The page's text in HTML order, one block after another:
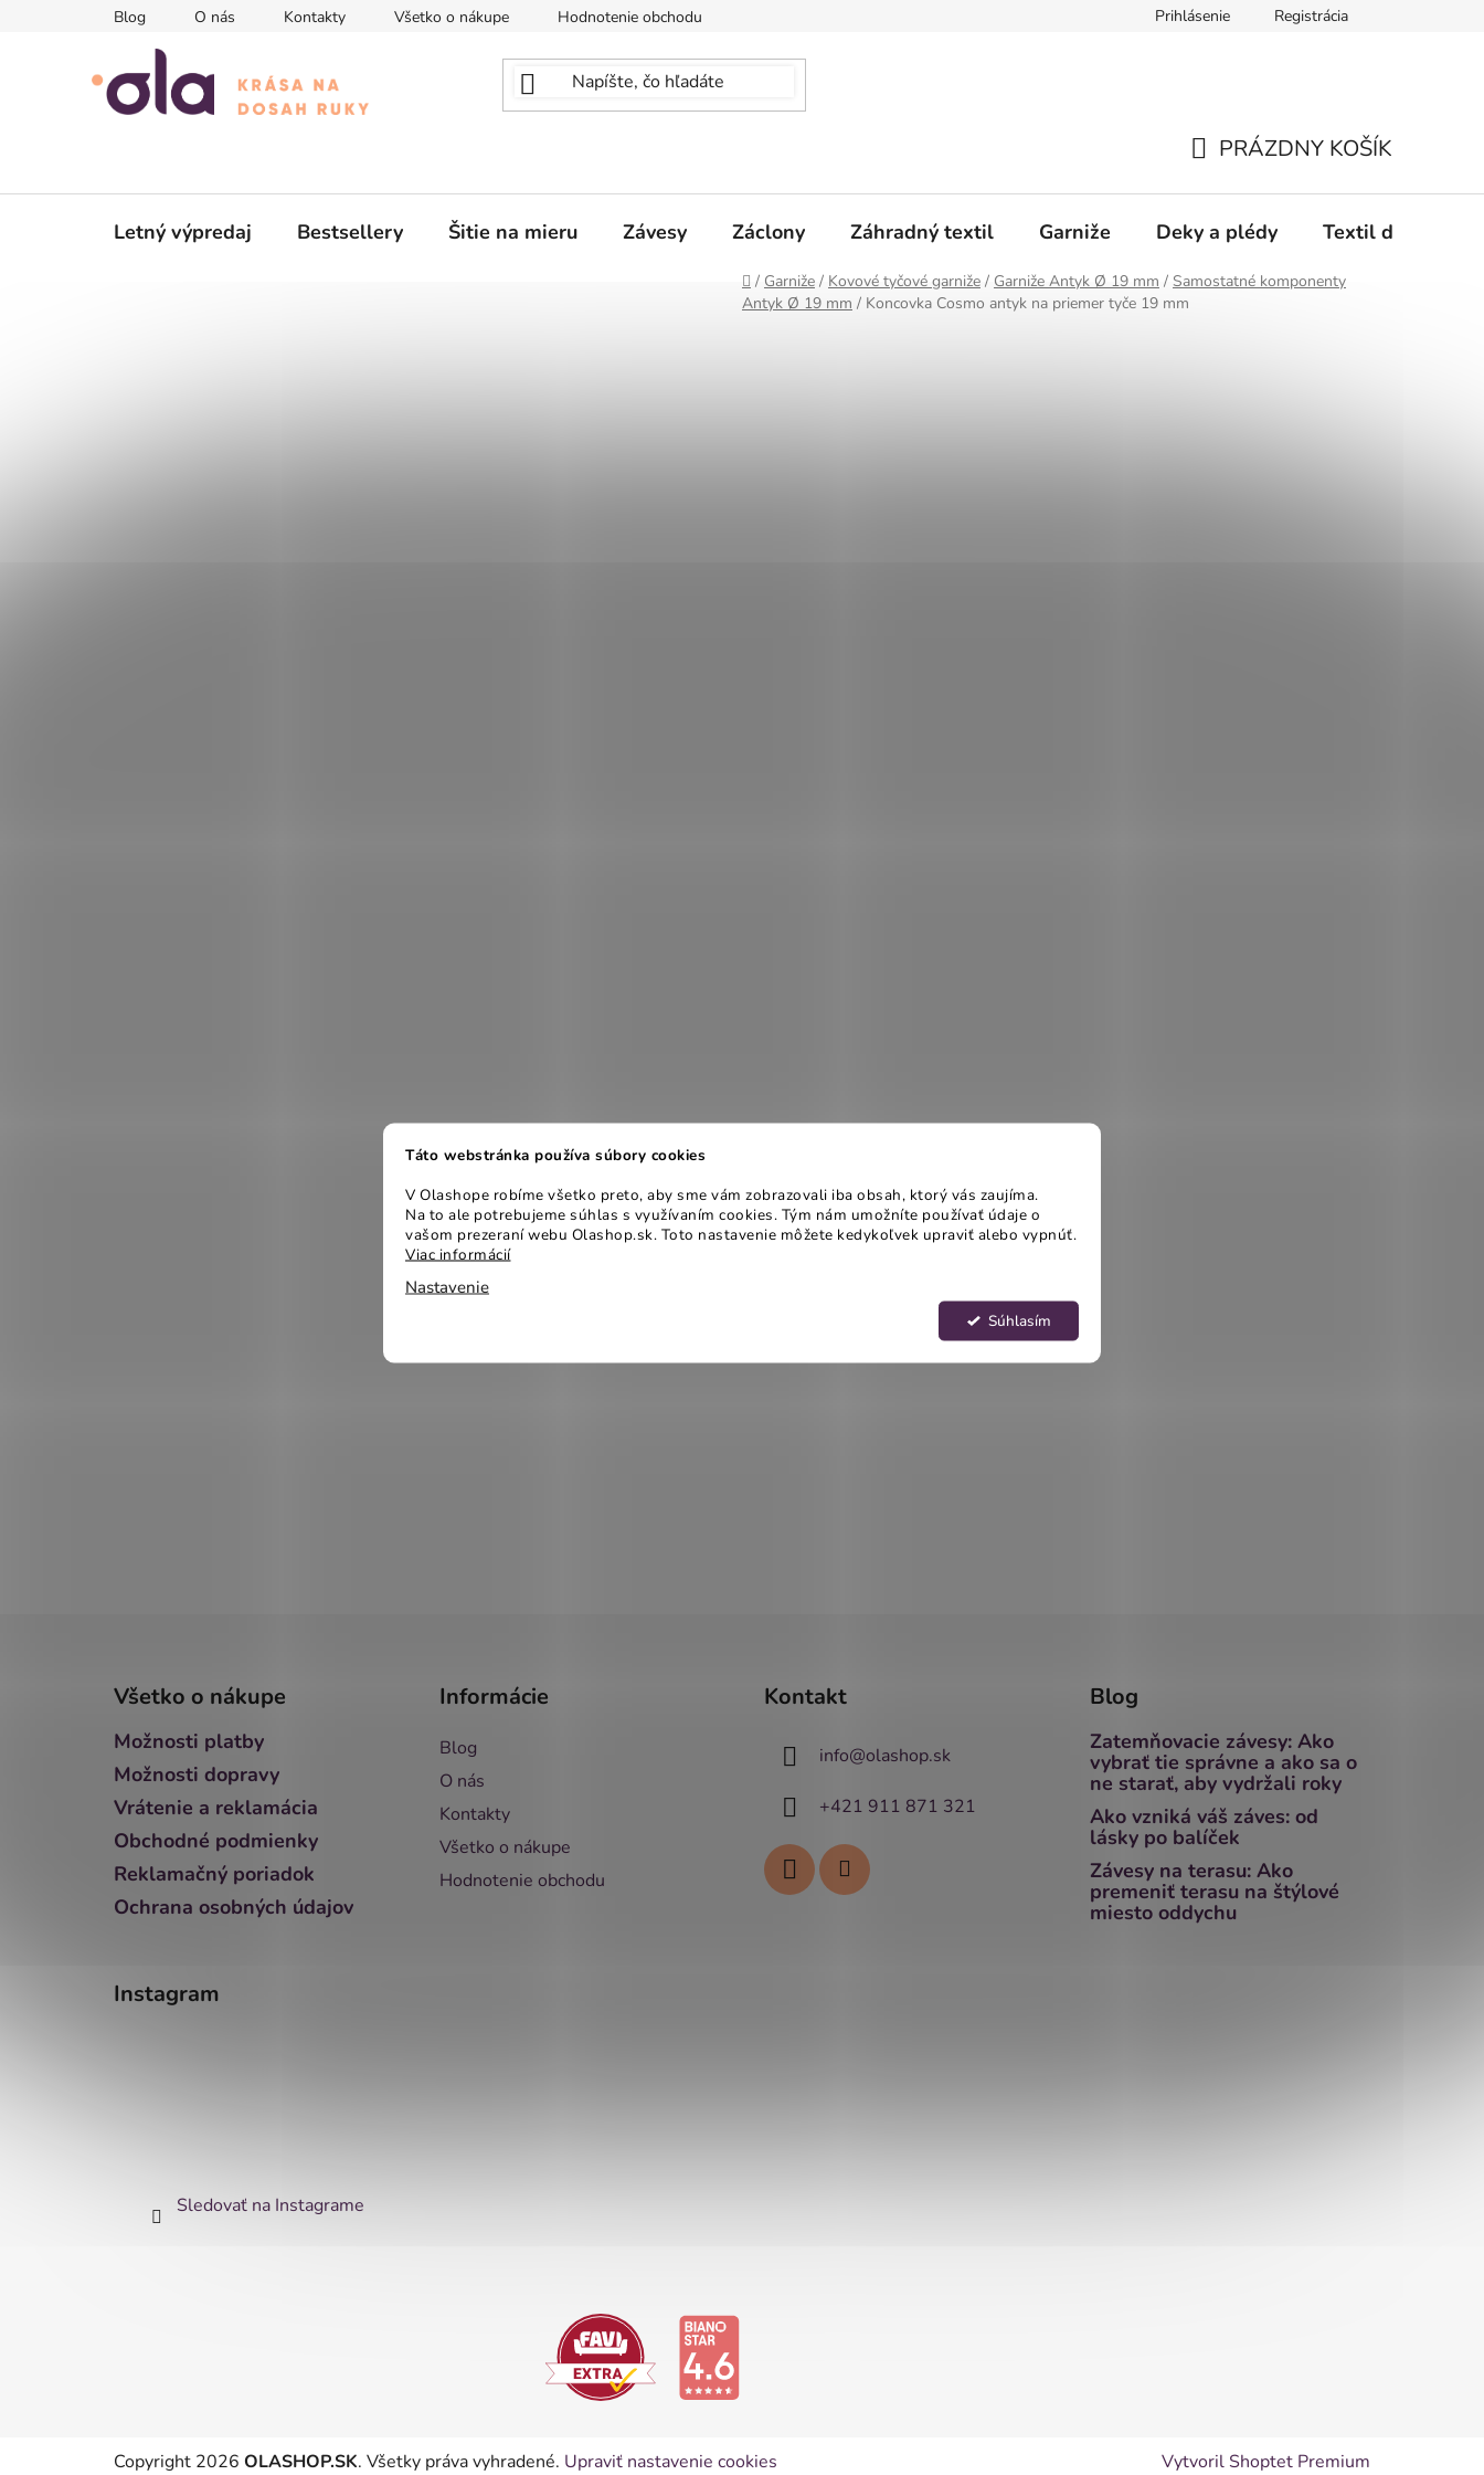
Táto webstránka používa súbory cookies
V Olashope robíme všetko preto, aby sme vám zobrazovali iba obsah, ktorý vás zaujíma.
Na to ale potrebujeme súhlas s využívaním cookies. Tým nám umožníte používať údaje o
vašom prezeraní webu Olashop.sk. Toto nastavenie môžete kedykoľvek upraviť alebo vypnúť.
Viac informácií
Nastavenie
Súhlasím
Blog O nás Kontakty Všetko o nákupe Hodnotenie obchodu Prihlásenie Registrácia
KOŠÍK
PRÁZDNY KOŠÍK
Letný výpredaj Bestsellery Šitie na mieru Závesy Záclony Záhradný textil Garniže Deky a plédy Textil do spálne
Domov
/ Garniže / Kovové tyčové garniže / Garniže Antyk Ø 19 mm / Samostatné komponenty
Antyk Ø 19 mm / Koncovka Cosmo antyk na priemer tyče 19 mm
Všetko o nákupe
Možnosti platby
Možnosti dopravy
Vrátenie a reklamácia
Obchodné podmienky
Reklamačný poriadok
Ochrana osobných údajov
Informácie
Blog
O nás
Kontakty
Všetko o nákupe
Hodnotenie obchodu
Kontakt
info@olashop.sk
+421 911 871 321
Blog
Zatemňovacie závesy: Ako
vybrať tie správne a ako sa o
ne starať, aby vydržali roky
Ako vzniká váš záves: od
lásky po balíček
Závesy na terasu: Ako
premeniť terasu na štýlové
miesto oddychu
Instagram
Sledovať na Instagrame
Vytvoril Shoptet Premium
Copyright 2026 OLASHOP.SK. Všetky práva vyhradené. Upraviť nastavenie cookies